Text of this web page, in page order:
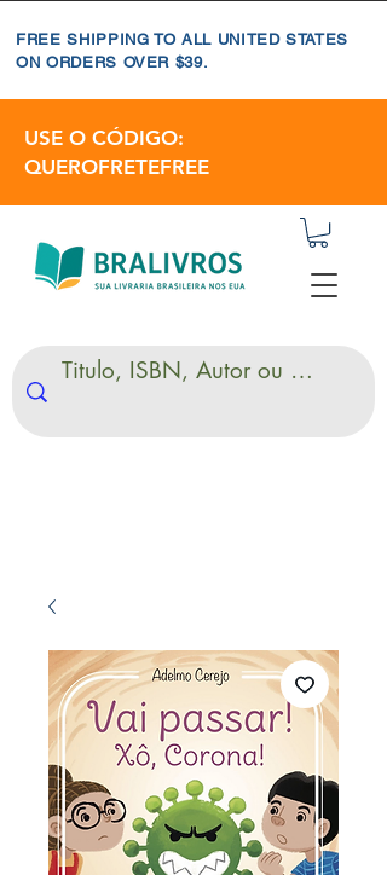
FREE SHIPPING TO ALL UNITED STATES
ON ORDERS OVER $39.
USE O CÓDIGO:
QUEROFRETEFREE